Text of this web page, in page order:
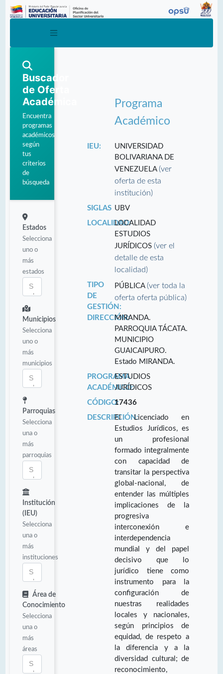
Buscador
de Oferta
Académica
Encuentra
programas
académicos
según
tus
criterios
de
búsqueda
Estados
Selecciona
uno o
más
estados
Municipios
Selecciona
uno o
más
municipios
Parroquias
Selecciona
una o
más
parroquias
Institución
(IEU)
Selecciona
una o
más
instituciones
Área de
Conocimiento
Selecciona
una o
más
áreas
Programa
Académico
IEU:
UNIVERSIDAD
BOLIVARIANA DE
VENEZUELA(ver
oferta de esta
institución)
SIGLAS UBV
LOCALIDAD:LOCALIDAD
ESTUDIOS
JURÍDICOS(ver el
detalle de esta
localidad)
TIPO
DE
GESTIÓN:
PÚBLICA(ver toda la
oferta oferta pública)
DIRECCIÓN:MIRANDA.
PARROQUIA TÁCATA.
MUNICIPIO
GUAICAIPURO.
Estado MIRANDA.
PROGRAMA
ACADÉMICO:
ESTUDIOS
JURÍDICOS
CÓDIGO:17436
DESCRIPCIÓN:El Licenciado en
Estudios Jurídicos, es
un profesional
formado integralmente
con capacidad de
transitar la perspectiva
global-nacional, de
entender las múltiples
implicaciones de la
progresiva
interconexión e
interdependencia
mundial y del papel
decisivo que lo
jurídico tiene como
instrumento para la
configuración de
nuestras realidades
locales y nacionales,
según principios de
equidad, de respeto a
la diferencia y a la
diversidad cultural; de
reconocimiento,